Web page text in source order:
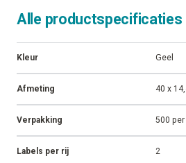
Alle productspecificaties
Kleur Geel
Afmeting 40 x
Verpakking 500 per
Labels per rij 2